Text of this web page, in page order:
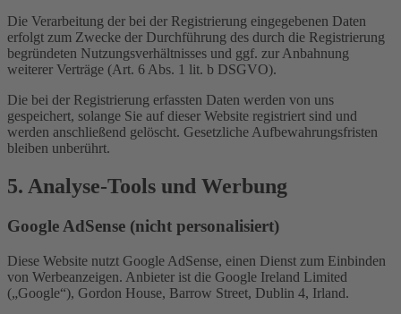
Die Verarbeitung der bei der Registrierung eingegebenen Daten
erfolgt zum Zwecke der Durchführung des durch die Registrierung
begründeten Nutzungsverhältnisses und ggf. zur Anbahnung
weiterer Verträge (Art. 6 Abs. 1 lit. b DSGVO).
Die bei der Registrierung erfassten Daten werden von uns
gespeichert, solange Sie auf dieser Website registriert sind und
werden anschließend gelöscht. Gesetzliche Aufbewahrungsfristen
bleiben unberührt.
5. Analyse-Tools und Werbung
Google AdSense (nicht personalisiert)
Diese Website nutzt Google AdSense, einen Dienst zum Einbinden
von Werbeanzeigen. Anbieter ist die Google Ireland Limited
(„Google“), Gordon House, Barrow Street, Dublin 4, Irland.